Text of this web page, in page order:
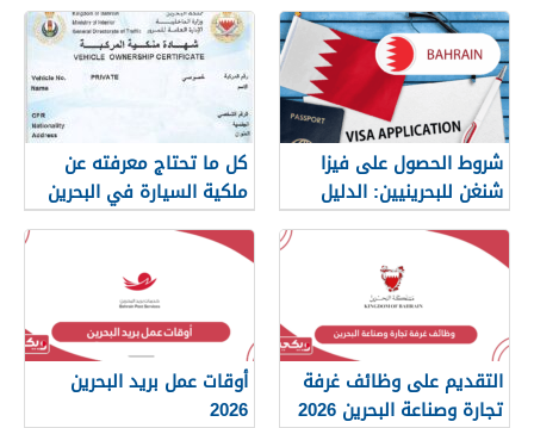
شروط الحصول على فيزا
شنغن للبحرينيين: الدليل
الكامل
كل ما تحتاج معرفته عن
ملكية السيارة في البحرين
التقديم على وظائف غرفة
تجارة وصناعة البحرين 2026
أوقات عمل بريد البحرين
2026